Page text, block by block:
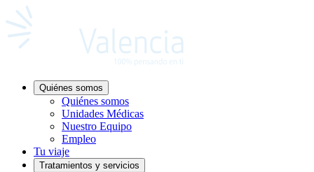
Quiénes somos
Quiénes somos
Unidades Médicas
Nuestro Equipo
Empleo
Tu viaje
Tratamientos y servicios